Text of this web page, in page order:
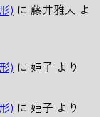
) に 藤井雅人 よ
) に 姫子 より
) に 姫子 より